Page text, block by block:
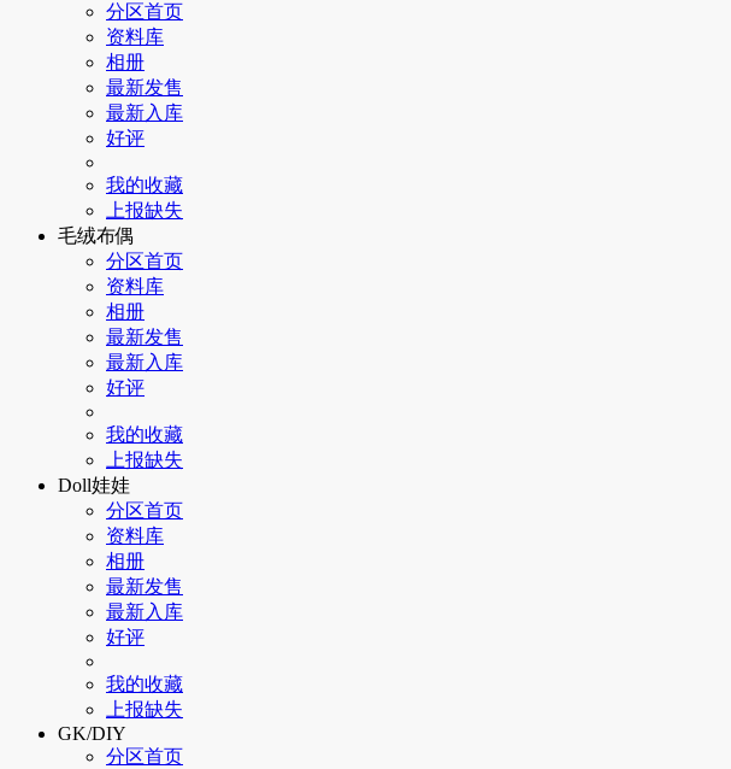
分区首页
资料库
相册
最新发售
最新入库
好评
我的收藏
上报缺失
毛绒布偶
分区首页
资料库
相册
最新发售
最新入库
好评
我的收藏
上报缺失
Doll娃娃
分区首页
资料库
相册
最新发售
最新入库
好评
我的收藏
上报缺失
GK/DIY
分区首页